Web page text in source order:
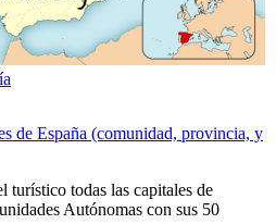
de España (comunidad, provincia, y
turístico todas las capitales de
Autónomas con sus 50